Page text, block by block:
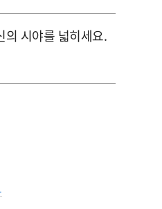
의 시야를 넓히세요.